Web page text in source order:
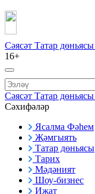
Сәясәт Татар дөньясы
16+
Сәясәт Татар дөньясы
Сәхифәләр
Ясалма Фәһем
Җәмгыять
Татар дөньясы
Тарих
Мәдәният
Шоу-бизнес
Иҗат